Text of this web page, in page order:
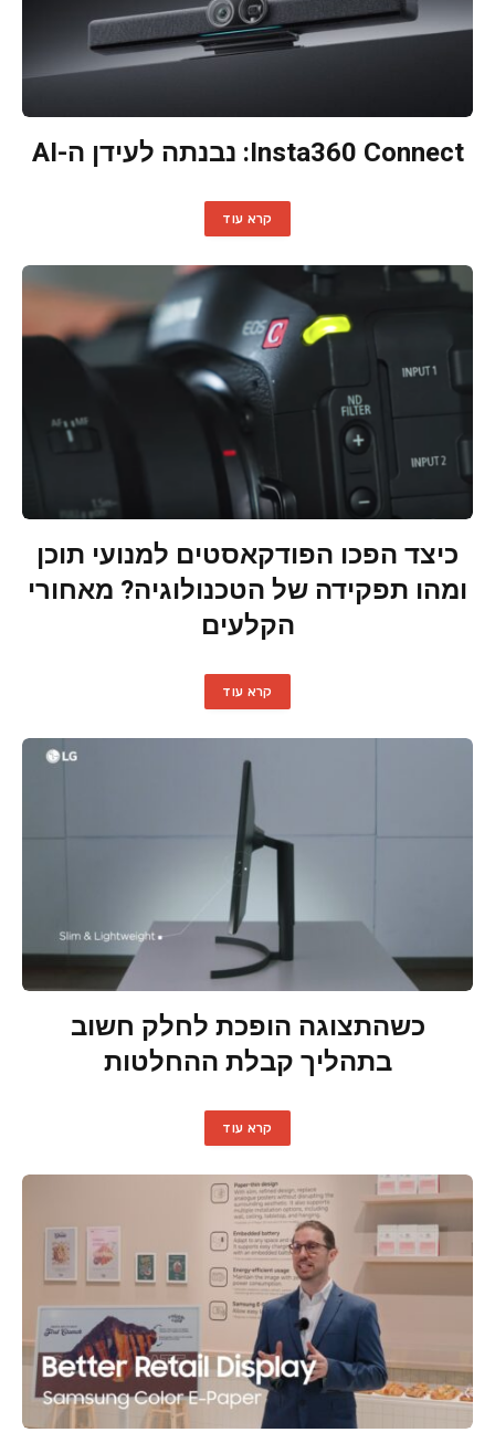
Insta360 Connect: נבנתה לעידן ה-AI
קרא עוד
כיצד הפכו הפודקאסטים למנועי תוכן
ומהו תפקידה של הטכנולוגיה? מאחורי
הקלעים
קרא עוד
כשהתצוגה הופכת לחלק חשוב
בתהליך קבלת ההחלטות
קרא עוד